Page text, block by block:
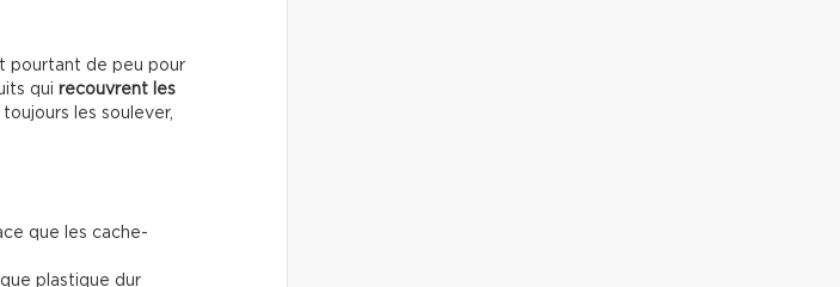
pourtant de peu pour
qui recouvrent les
les soulever,
que les cache-
plastique dur